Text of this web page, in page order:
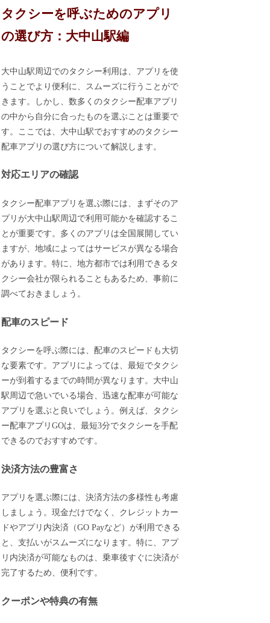
タクシーを呼ぶためのアプリ
の選び方：大中山駅編
大中山駅周辺でのタクシー利用は、アプリを使
うことでより便利に、スムーズに行うことがで
きます。しかし、数多くのタクシー配車アプリ
の中から自分に合ったものを選ぶことは重要で
す。ここでは、大中山駅でおすすめのタクシー
配車アプリの選び方について解説します。
対応エリアの確認
タクシー配車アプリを選ぶ際には、まずそのア
プリが大中山駅周辺で利用可能かを確認するこ
とが重要です。多くのアプリは全国展開してい
ますが、地域によってはサービスが異なる場合
があります。特に、地方都市では利用できるタ
クシー会社が限られることもあるため、事前に
調べておきましょう。
配車のスピード
タクシーを呼ぶ際には、配車のスピードも大切
な要素です。アプリによっては、最短でタクシ
ーが到着するまでの時間が異なります。大中山
駅周辺で急いでいる場合、迅速な配車が可能な
アプリを選ぶと良いでしょう。例えば、タクシ
ー配車アプリGOは、最短3分でタクシーを手配
できるのでおすすめです。
決済方法の豊富さ
アプリを選ぶ際には、決済方法の多様性も考慮
しましょう。現金だけでなく、クレジットカー
ドやアプリ内決済（GO Payなど）が利用できる
と、支払いがスムーズになります。特に、アプ
リ内決済が可能なものは、乗車後すぐに決済が
完了するため、便利です。
クーポンや特典の有無